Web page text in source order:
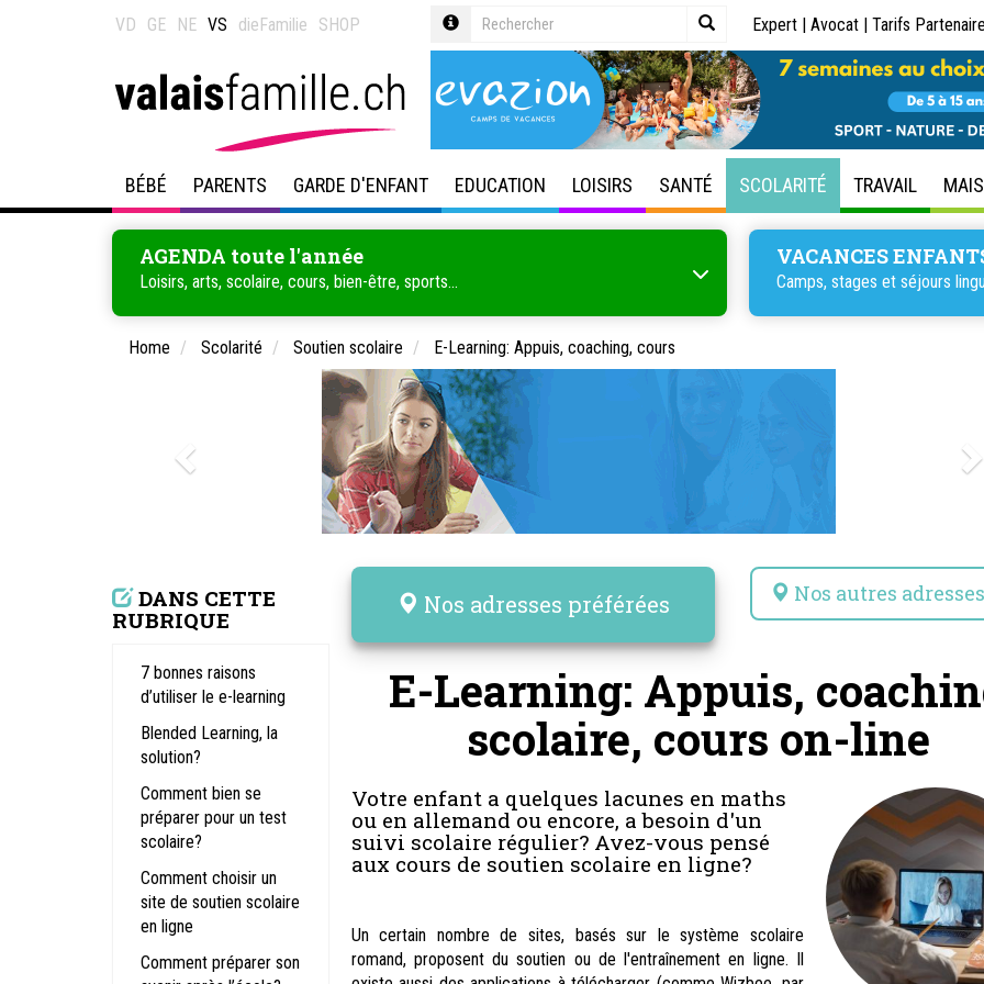
VD GE NE VS dieFamilie SHOP Expert | Avocat | Tarifs
BÉBÉ PARENTS GARDE D'ENFANT EDUCATION LOISIRS SANTÉ SCOLARITÉ TRAVAIL
AGENDA toute l'année
Loisirs, arts, scolaire, cours, bien-être, sports...
VACANCES
Camps, stages et séjours
Home Scolarité Soutien scolaire E-Learning: Appuis, coaching, cours
DANS CETTE
RUBRIQUE
7 bonnes raisons
d’utiliser le e-learning
Blended Learning, la
solution?
Comment bien se
préparer pour un test
scolaire?
Comment choisir un
site de soutien scolaire
en ligne
Comment préparer son
Nos adresses préférées Nos autres adresses
E-Learning: Appuis,
scolaire, cours on-line
Votre enfant a quelques lacunes en maths
ou en allemand ou encore, a besoin d'un
suivi scolaire régulier? Avez-vous pensé
aux cours de soutien scolaire en ligne?
Un certain nombre de sites, basés sur le système scolaire
romand, proposent du soutien ou de l'entraînement en ligne. Il